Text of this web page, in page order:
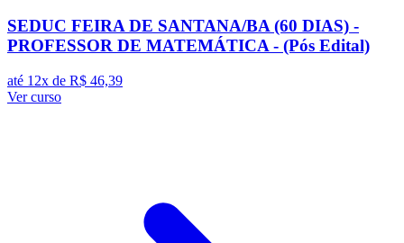
SEDUC FEIRA DE SANTANA/BA (60 DIAS) -
PROFESSOR DE MATEMÁTICA - (Pós Edital)
até 12x de R$ 46,39
Ver curso